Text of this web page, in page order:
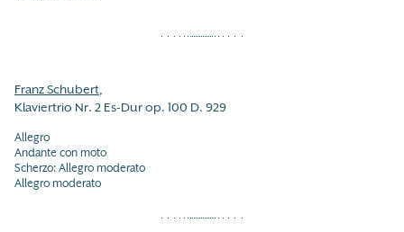
Franz Schubert,
Klaviertrio Nr. 2 Es-Dur op. 100 D. 929
Allegro
Andante con moto
Scherzo: Allegro moderato
Allegro moderato